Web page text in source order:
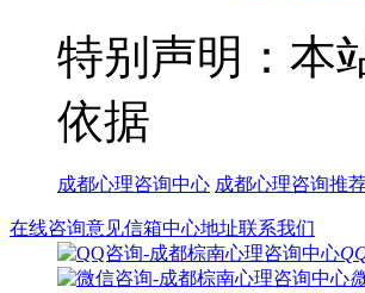
特别声明：本
依据
成都心理咨询中心 成都心理咨询推
在线咨询意见信箱中心地址联系我们